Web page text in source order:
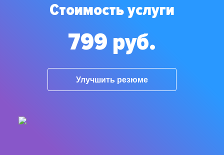
Стоимость услуги
799 руб.
Улучшить резюме